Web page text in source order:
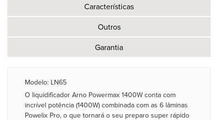
Características
Outros
Garantia
Modelo: LN65
O liquidificador Arno Powermax 1400W conta com
incrível potência (1400W) combinada com as 6 lâminas
Powelix Pro, o que tornará o seu preparo super rápido